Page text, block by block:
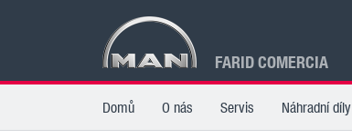
FARID COMERCIA
Domů O nás Servis Náhradní díly